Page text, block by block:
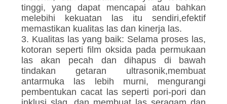
tinggi, yang dapat mencapai atau bahkan
melebihi kekuatan las itu sendiri,efektif
memastikan kualitas las dan kinerja las.
3. Kualitas las yang baik: Selama proses las,
kotoran seperti film oksida pada permukaan
las akan pecah dan dihapus di bawah
tindakan getaran ultrasonik,membuat
antarmuka las lebih murni, mengurangi
pembentukan cacat las seperti pori-pori dan